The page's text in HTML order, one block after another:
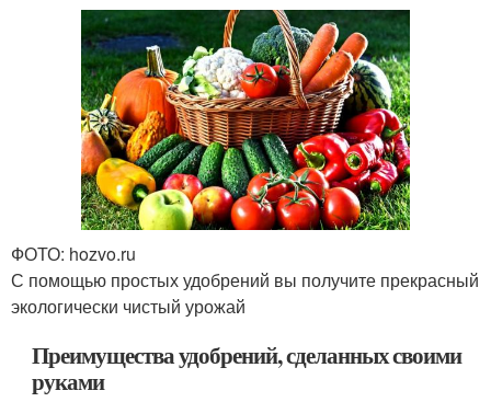
ФОТО: hozvo.ru
С помощью простых удобрений вы получите прекрасный
экологически чистый урожай
Преимущества удобрений, сделанных своими
руками